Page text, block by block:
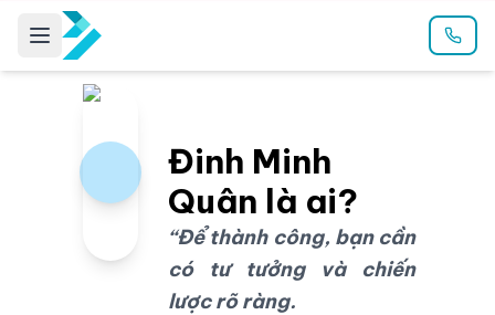
Đinh Minh
Quân là ai?
“Để thành công, bạn cần
có tư tưởng và chiến
lược rõ ràng.